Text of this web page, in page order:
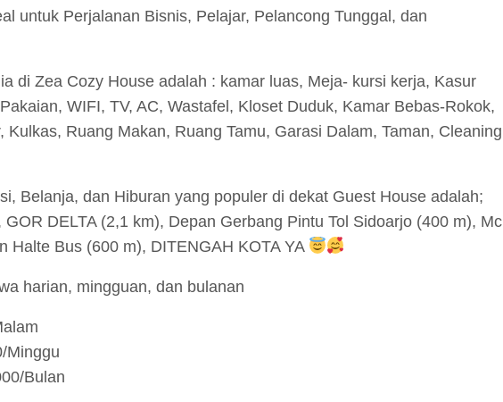
untuk Perjalanan Bisnis, Pelajar, Pelancong Tunggal, dan
di Zea Cozy House adalah : kamar luas, Meja- kursi kerja, Kasur
WIFI, TV, AC, Wastafel, Kloset Duduk, Kamar Bebas-Rokok,
Kulkas, Ruang Makan, Ruang Tamu, Garasi Dalam, Taman, Cleaning
Belanja, dan Hiburan yang populer di dekat Guest House adalah;
DELTA (2,1 km), Depan Gerbang Pintu Tol Sidoarjo (400 m), Mc
Halte Bus (600 m), DITENGAH KOTA YA
harian, mingguan, dan bulanan
Minggu
Bulan